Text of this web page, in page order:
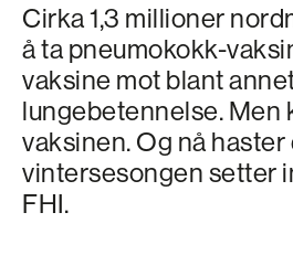
Cirka 1,3 millioner
å ta pneumokokk-
vaksine mot blant
lungebetennelse. Men
vaksinen. Og nå haster
vintersesongen setter
FHI.